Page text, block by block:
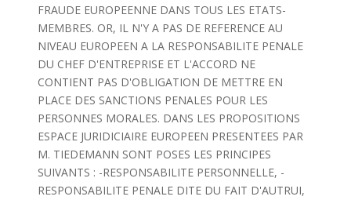
FRAUDE EUROPEENNE DANS TOUS LES ETATS-
MEMBRES. OR, IL N'Y A PAS DE REFERENCE AU
NIVEAU EUROPEEN A LA RESPONSABILITE PENALE
DU CHEF D'ENTREPRISE ET L'ACCORD NE
CONTIENT PAS D'OBLIGATION DE METTRE EN
PLACE DES SANCTIONS PENALES POUR LES
PERSONNES MORALES. DANS LES PROPOSITIONS
ESPACE JURIDICIAIRE EUROPEEN PRESENTEES PAR
M. TIEDEMANN SONT POSES LES PRINCIPES
SUIVANTS : -RESPONSABILITE PERSONNELLE, -
RESPONSABILITE PENALE DITE DU FAIT D'AUTRUI,